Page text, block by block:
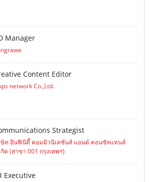
Manager
Content Editor
network Co.,Ltd.
Strategist
ท อินฟินิตี้ คอมมิวนิเคชั่นส์ แอนด์ คอนซัลแทนส์
ด (สาขา 001 กรุงเทพฯ)
Executive